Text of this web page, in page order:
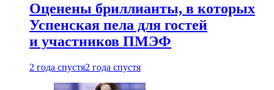
Оценены бриллианты, в которых
Успенская пела для гостей
и участников ПМЭФ
2 года спустя2 года спустя